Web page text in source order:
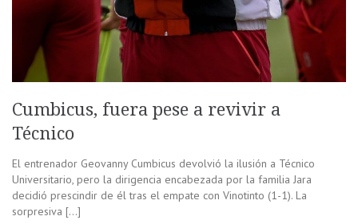
Cumbicus, fuera pese a revivir a
Técnico
El entrenador Geovanny Cumbicus devolvió la ilusión a Técnico
Universitario, pero la dirigencia encabezada por la familia Jara
decidió prescindir de él tras el empate con Vinotinto (1-1). La
sorpresiva […]